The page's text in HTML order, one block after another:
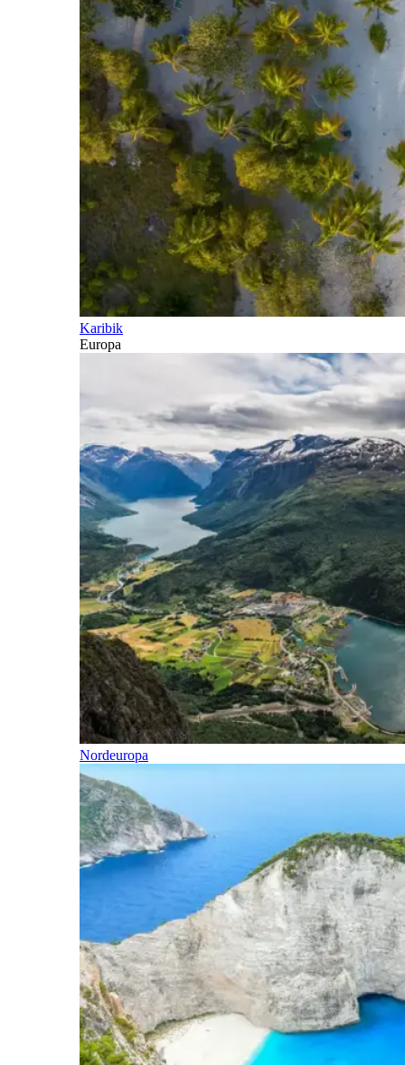
Karibik
Europa
Nordeuropa